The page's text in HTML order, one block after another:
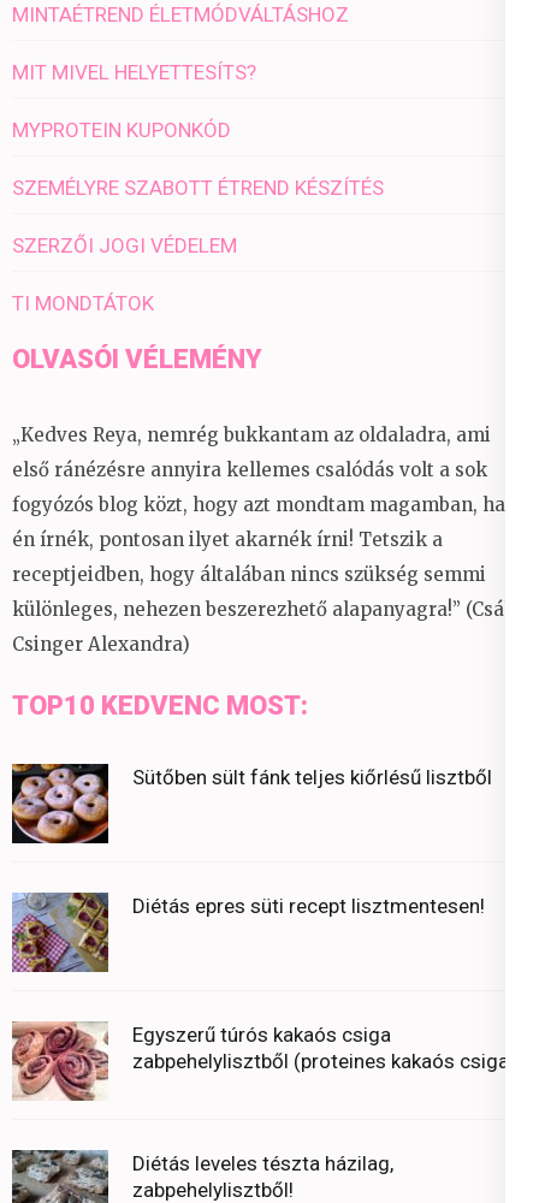
MINTAÉTREND ÉLETMÓDVÁLTÁSHOZ
MIT MIVEL HELYETTESÍTS?
MYPROTEIN KUPONKÓD
SZEMÉLYRE SZABOTT ÉTREND KÉSZÍTÉS
SZERZŐI JOGI VÉDELEM
TI MONDTÁTOK
OLVASÓI VÉLEMÉNY
„Kedves Reya, nemrég bukkantam az oldaladra, ami
első ránézésre annyira kellemes csalódás volt a sok
fogyózós blog közt, hogy azt mondtam magamban, ha
én írnék, pontosan ilyet akarnék írni! Tetszik a
receptjeidben, hogy általában nincs szükség semmi
különleges, nehezen beszerezhető alapanyagra!” (Csáky
Csinger Alexandra)
TOP10 KEDVENC MOST:
Sütőben sült fánk teljes kiőrlésű lisztből
Diétás epres süti recept lisztmentesen!
Egyszerű túrós kakaós csiga
zabpehelylisztből (proteines kakaós csiga)
Diétás leveles tészta házilag,
zabpehelylisztből!